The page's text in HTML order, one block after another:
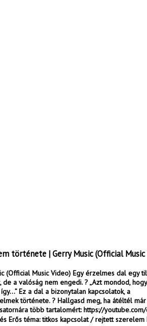
története | Gerry Music (Official Music
(Official Music Video) Egy érzelmes dal egy
a valóság nem engedi. ? „Azt mondod,
Ez a dal a bizonytalan kapcsolatok, a
története. ? Hallgasd meg, ha átéltél
több tartalomért: https://youtube.com/
Erős téma: titkos kapcsolat / rejtett szerelem